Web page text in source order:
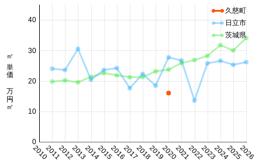
20102011201220132014201520162017201820192020202120222023202420252026
0
10
20
30
40
㎡単価 万円/㎡
久慈町
日立市
茨城県